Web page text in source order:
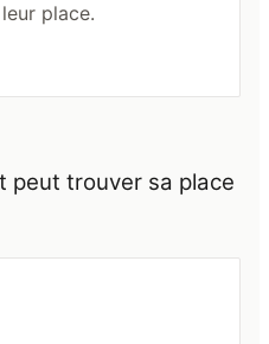
place.
peut trouver sa place